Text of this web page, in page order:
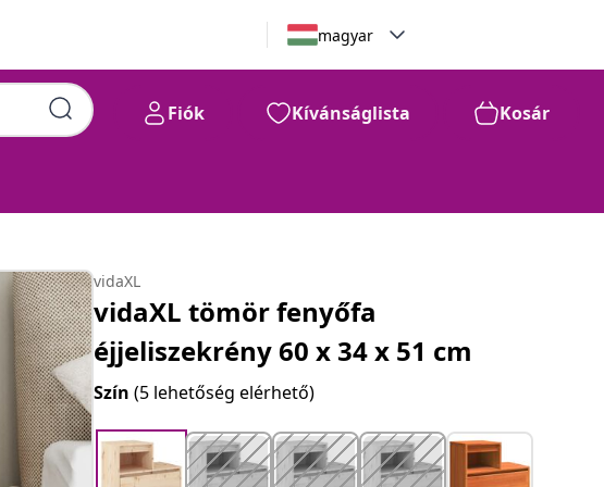
magyar
Fiók Kívánságlista Kosár
vidaXL
vidaXL tömör fenyőfa
éjjeliszekrény 60 x 34 x 51 cm
Szín(5 lehetőség elérhető)